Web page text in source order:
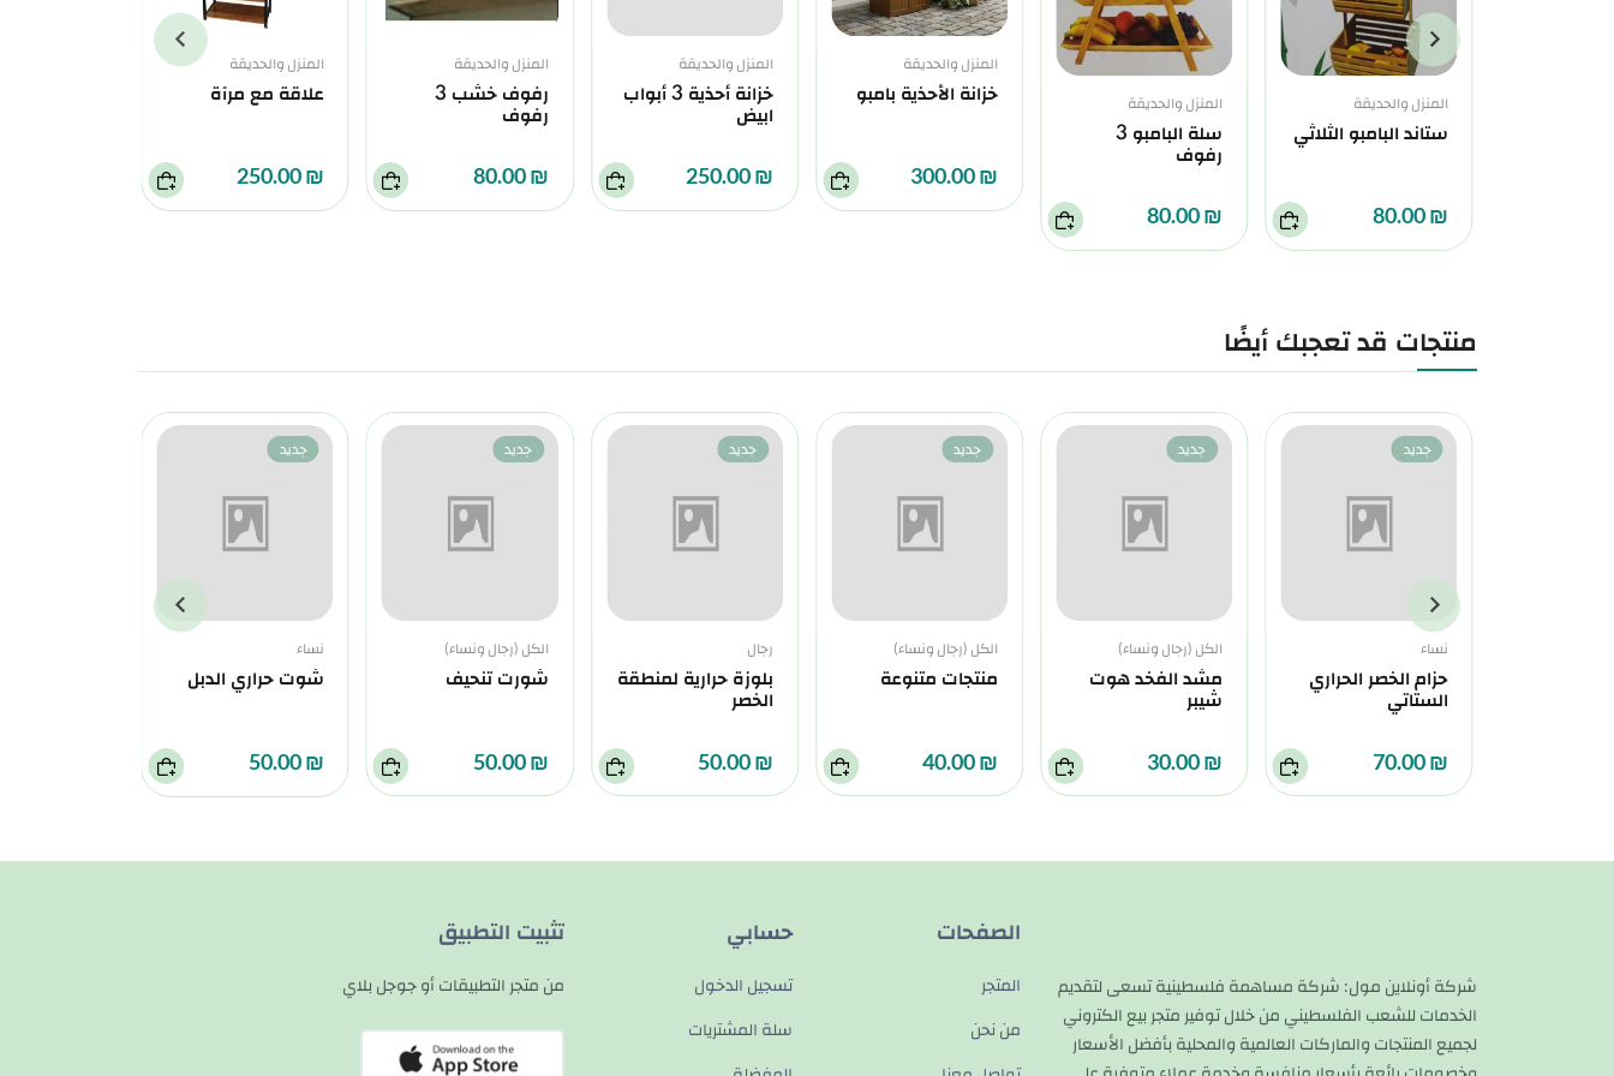
المنزل والحديقة
ستاند البامبو الثلاثي
₪ 80.00
المنزل والحديقة
سلة البامبو 3
رفوف
₪ 80.00
المنزل والحديقة
خزانة الأحذية بامبو
₪ 300.00
المنزل والحديقة
خزانة أحذية 3 أبواب
ابيض
₪ 250.00
المنزل والحديقة
رفوف خشب 3
رفوف
₪ 80.00
المنزل والحديقة
علاقة مع مرآة
₪ 250.00
منتجات قد تعجبك أيضًا
جديد
نساء
حزام الخصر الحراري
الستاتي
₪ 70.00
جديد
الكل (رجال ونساء)
مشد الفخد هوت
شيبر
₪ 30.00
جديد
الكل (رجال ونساء)
منتجات متنوعة
₪ 40.00
جديد
رجال
بلوزة حرارية لمنطقة
الخصر
₪ 50.00
جديد
الكل (رجال ونساء)
شورت تنحيف
₪ 50.00
جديد
نساء
شوت حراري الدبل
₪ 50.00
شركة أونلاين مول: شركة مساهمة فلسطينية تسعى لتقديم
الخدمات للشعب الفلسطيني من خلال توفير متجر بيع الكتروني
لجميع المنتجات والماركات العالمية والمحلية بأفضل الأسعار
الصفحات
المتجر
من نحن
حسابي
تسجيل الدخول
سلة المشتريات
تثبيت التطبيق
من متجر التطبيقات أو جوجل بلاي